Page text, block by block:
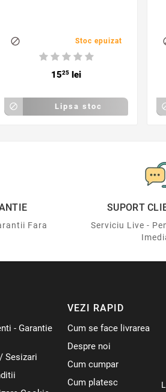
 Stoc epuizat
1525 lei
 Lipsa stoc
Fara
SUPORT
Serviciu Live -
- Garantie
Sesizari
VEZI RAPID
Cum se face livrarea
Despre noi
Cum cumpar
Cum platesc